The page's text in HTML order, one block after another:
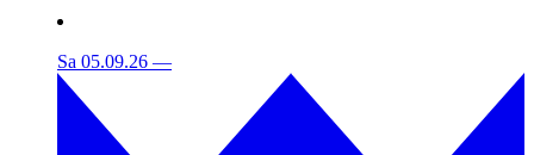
Sa 05.09.26 —